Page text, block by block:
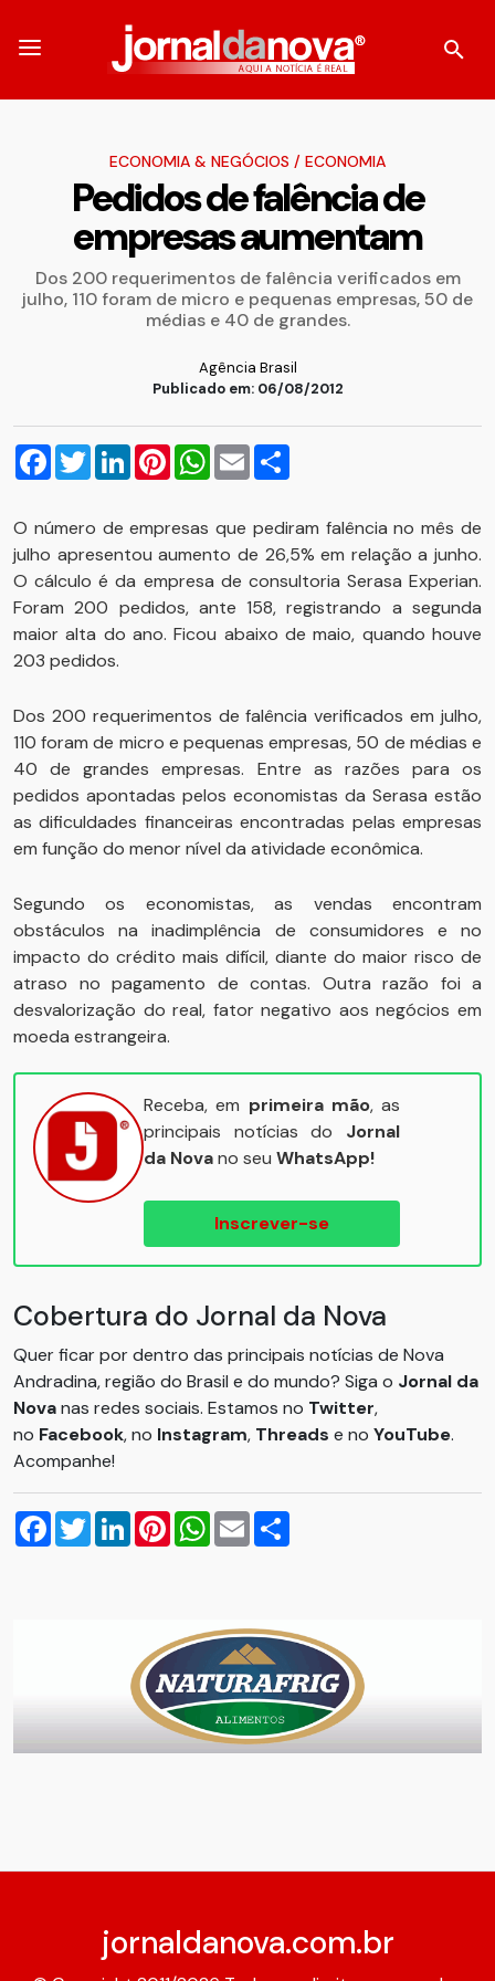
ECONOMIA & NEGÓCIOS / ECONOMIA
Pedidos de falência de
empresas aumentam
Dos 200 requerimentos de falência verificados em
julho, 110 foram de micro e pequenas empresas, 50 de
médias e 40 de grandes.
Agência Brasil
Publicado em: 06/08/2012
Facebook
TwitterLinkedInPinterestWhatsApp
Email
O número de empresas que pediram falência no mês de
julho apresentou aumento de 26,5% em relação a junho.
O cálculo é da empresa de consultoria Serasa Experian.
Foram 200 pedidos, ante 158, registrando a segunda
maior alta do ano. Ficou abaixo de maio, quando houve
203 pedidos.
Dos 200 requerimentos de falência verificados em julho,
110 foram de micro e pequenas empresas, 50 de médias e
40 de grandes empresas. Entre as razões para os
pedidos apontadas pelos economistas da Serasa estão
as dificuldades financeiras encontradas pelas empresas
em função do menor nível da atividade econômica.
Segundo os economistas, as vendas encontram
obstáculos na inadimplência de consumidores e no
impacto do crédito mais difícil, diante do maior risco de
atraso no pagamento de contas. Outra razão foi a
desvalorização do real, fator negativo aos negócios em
moeda estrangeira.
Receba, em primeira mão, as
principais notícias do Jornal
da Novano seu WhatsApp!
Inscrever-se
Cobertura do Jornal da Nova
Quer ficar por dentro das principais notícias de Nova
Andradina, região do Brasil e do mundo? Siga o Jornal da
Novanas redes sociais. Estamos no Twitter,
no Facebook, no Instagram, Threads e no YouTube.
Acompanhe!
Facebook
TwitterLinkedInPinterestWhatsApp
Email
jornaldanova.com.br